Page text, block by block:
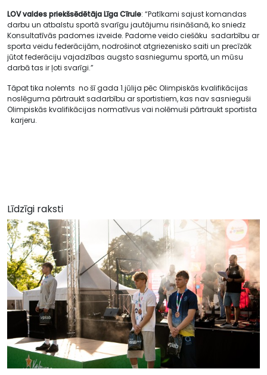
LOV valdes priekšsēdētāja Līga Cīrule: “Patīkami sajust komandas
darbu un atbalstu sportā svarīgu jautājumu risināšanā, ko sniedz
Konsultatīvās padomes izveide. Padome veido ciešāku sadarbību ar
sporta veidu federācijām, nodrošinot atgriezenisko saiti un precīzāk
jūtot federāciju vajadzības augsto sasniegumu sportā, un mūsu
darbā tas ir ļoti svarīgi.”
Tāpat tika nolemts no šī gada 1.jūlija pēc Olimpiskās kvalifikācijas
noslēguma pārtraukt sadarbību ar sportistiem, kas nav sasnieguši
Olimpiskās kvalifikācijas normatīvus vai nolēmuši pārtraukt sportista
karjeru.
Līdzīgi raksti